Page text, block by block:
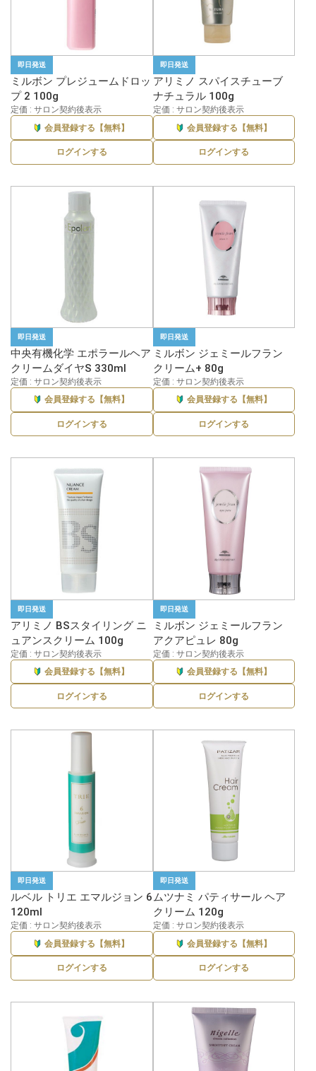
即日発送
ミルボン プレジュームドロッ
プ 2 100g
定価 : サロン契約後表示
会員登録する【無料】
ログインする
即日発送
アリミノ スパイスチューブ
ナチュラル 100g
定価 : サロン契約後表示
会員登録する【無料】
ログインする
即日発送
中央有機化学 エポラールヘア
クリームダイヤS 330ml
定価 : サロン契約後表示
会員登録する【無料】
ログインする
即日発送
ミルボン ジェミールフラン
クリーム+ 80g
定価 : サロン契約後表示
会員登録する【無料】
ログインする
即日発送
アリミノ BSスタイリング ニ
ュアンスクリーム 100g
定価 : サロン契約後表示
会員登録する【無料】
ログインする
即日発送
ミルボン ジェミールフラン
アクアピュレ 80g
定価 : サロン契約後表示
会員登録する【無料】
ログインする
即日発送
ルベル トリエ エマルジョン 6
120ml
定価 : サロン契約後表示
会員登録する【無料】
ログインする
即日発送
ムツナミ パティサール ヘア
クリーム 120g
定価 : サロン契約後表示
会員登録する【無料】
ログインする